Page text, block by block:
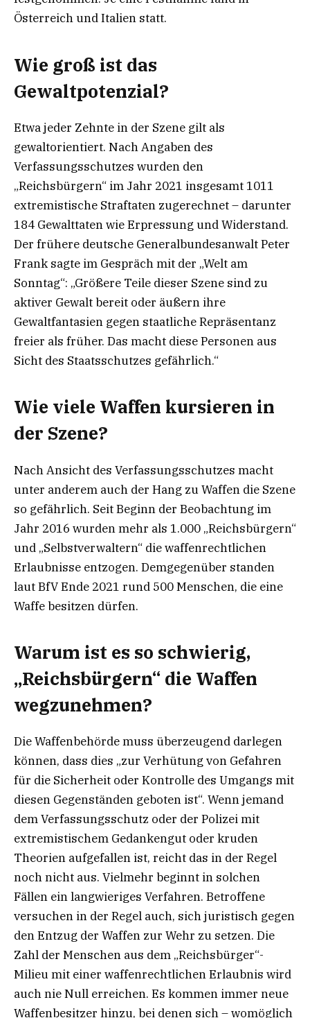
Österreich und Italien statt.
Wie groß ist das
Gewaltpotenzial?
Etwa jeder Zehnte in der Szene gilt als
gewaltorientiert. Nach Angaben des
Verfassungsschutzes wurden den
„Reichsbürgern“ im Jahr 2021 insgesamt 1011
extremistische Straftaten zugerechnet – darunter
184 Gewalttaten wie Erpressung und Widerstand.
Der frühere deutsche Generalbundesanwalt Peter
Frank sagte im Gespräch mit der „Welt am
Sonntag“: „Größere Teile dieser Szene sind zu
aktiver Gewalt bereit oder äußern ihre
Gewaltfantasien gegen staatliche Repräsentanz
freier als früher. Das macht diese Personen aus
Sicht des Staatsschutzes gefährlich.“
Wie viele Waffen kursieren in
der Szene?
Nach Ansicht des Verfassungsschutzes macht
unter anderem auch der Hang zu Waffen die Szene
so gefährlich. Seit Beginn der Beobachtung im
Jahr 2016 wurden mehr als 1.000 „Reichsbürgern“
und „Selbstverwaltern“ die waffenrechtlichen
Erlaubnisse entzogen. Demgegenüber standen
laut BfV Ende 2021 rund 500 Menschen, die eine
Waffe besitzen dürfen.
Warum ist es so schwierig,
„Reichsbürgern“ die Waffen
wegzunehmen?
Die Waffenbehörde muss überzeugend darlegen
können, dass dies „zur Verhütung von Gefahren
für die Sicherheit oder Kontrolle des Umgangs mit
diesen Gegenständen geboten ist“. Wenn jemand
dem Verfassungsschutz oder der Polizei mit
extremistischem Gedankengut oder kruden
Theorien aufgefallen ist, reicht das in der Regel
noch nicht aus. Vielmehr beginnt in solchen
Fällen ein langwieriges Verfahren. Betroffene
versuchen in der Regel auch, sich juristisch gegen
den Entzug der Waffen zur Wehr zu setzen. Die
Zahl der Menschen aus dem „Reichsbürger“-
Milieu mit einer waffenrechtlichen Erlaubnis wird
auch nie Null erreichen. Es kommen immer neue
Waffenbesitzer hinzu, bei denen sich – womöglich